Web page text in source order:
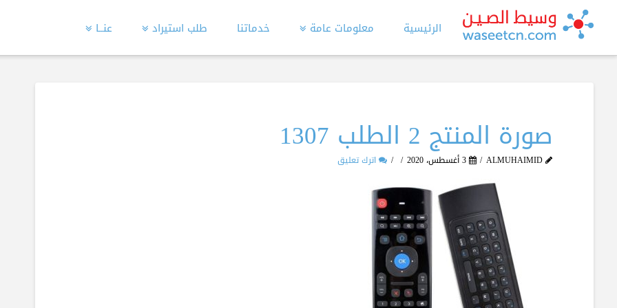
الرئيسية معلومات عامة خدماتنا طلب استيراد عنــا
صورة المنتج 2 الطلب 1307
ALMUHAIMID 3 أغسطس، 2020 اترك تعليق